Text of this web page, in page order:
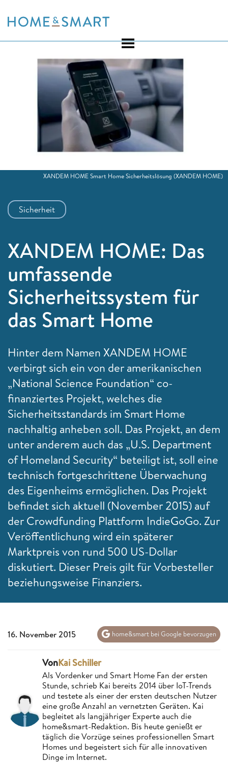
to
Sicherheit
XANDEM HOME: Das
umfassende
Sicherheitssystem für
das Smart Home
Hinter dem Namen XANDEM HOME
verbirgt sich ein von der amerikanischen
„National Science Foundation“ co-
finanziertes Projekt, welches die
Sicherheitsstandards im Smart Home
nachhaltig anheben soll. Das Projekt, an dem
unter anderem auch das „U.S. Department
of Homeland Security“ beteiligt ist, soll eine
technisch fortgeschrittene Überwachung
des Eigenheims ermöglichen. Das Projekt
befindet sich aktuell (November 2015) auf
der Crowdfunding Plattform IndieGoGo. Zur
Veröffentlichung wird ein späterer
Marktpreis von rund 500 US-Dollar
diskutiert. Dieser Preis gilt für Vorbesteller
beziehungsweise Finanziers.
XANDEM HOME Smart Home Sicherheitslösung (XANDEM HOME)
16. November 2015 home&smart bei Google bevorzugen
VonKai Schiller
Als Vordenker und Smart Home Fan der ersten
Stunde, schrieb Kai bereits 2014 über IoT-Trends
und testete als einer der ersten deutschen Nutzer
eine große Anzahl an vernetzten Geräten. Kai
begleitet als langjähriger Experte auch die
home&smart-Redaktion. Bis heute genießt er
täglich die Vorzüge seines professionellen Smart
Homes und begeistert sich für alle innovativen
Dinge im Internet.